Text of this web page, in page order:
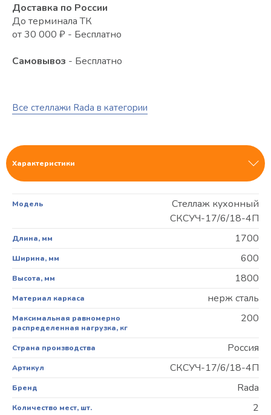
Все стеллажи Rada в категории
Доставка по России
До терминала ТК
от 30 000 ₽ - Бесплатно
Самовывоз - Бесплатно
Характеристики
Модель
Стеллаж кухонный
СКСУЧ-17/6/18-4П
Длина, мм 1700
Ширина, мм 600
Высота, мм 1800
Материал каркаса нерж сталь
Максимальная равномерно
распределенная нагрузка, кг
200
Страна производства Россия
Артикул СКСУЧ-17/6/18-4П
Бренд Rada
Количество мест, шт. 2